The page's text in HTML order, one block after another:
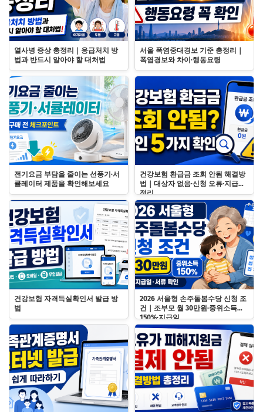
열사병 증상 총정리｜응급처치 방
법과 반드시 알아야 할 대처법
서울 폭염중대경보 기준 총정리｜
폭염경보와 차이·행동요령
전기요금 부담을 줄이는 선풍기·서
큘레이터 제품을 확인해보세요
건강보험 환급금 조회 안됨 해결방
법｜대상자 없음·신청 오류·지급일
정리
건강보험 자격득실확인서 발급 방
법
2026 서울형 손주돌봄수당 신청 조
건｜조부모 월 30만원·중위소득
150%·지급일